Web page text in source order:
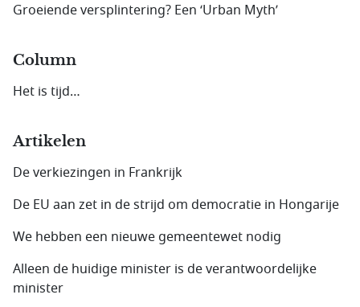
Groeiende versplintering? Een ‘Urban Myth’
Column
Het is tijd…
Artikelen
De verkiezingen in Frankrijk
De EU aan zet in de strijd om democratie in Hongarije
We hebben een nieuwe gemeentewet nodig
Alleen de huidige minister is de verantwoordelijke
minister